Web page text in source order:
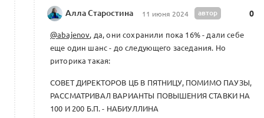
Алла Старостина 11 июня 2024 автор 0
@abajenov, да, они сохранили пока 16% - дали себе
еще один шанс - до следующего заседания. Но
риторика такая:
СОВЕТ ДИРЕКТОРОВ ЦБ В ПЯТНИЦУ, ПОМИМО ПАУЗЫ,
РАССМАТРИВАЛ ВАРИАНТЫ ПОВЫШЕНИЯ СТАВКИ НА
100 И 200 Б.П. - НАБИУЛЛИНА